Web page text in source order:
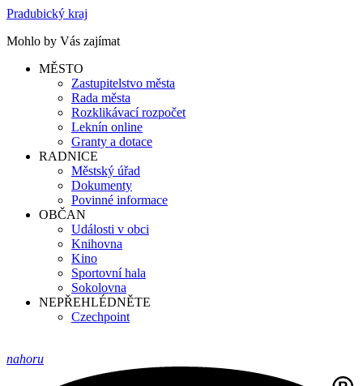
Pradubický kraj
Mohlo by Vás zajímat
MĚSTO
Zastupitelstvo města
Rada města
Rozklikávací rozpočet
Leknín online
Granty a dotace
RADNICE
Městský úřad
Dokumenty
Povinné informace
OBČAN
Události v obci
Knihovna
Kino
Sportovní hala
Sokolovna
NEPŘEHLÉDNĚTE
Czechpoint
nahoru